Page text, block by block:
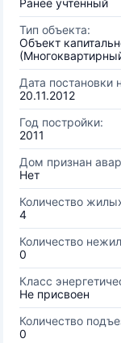
Ранее учтенный
Тип объекта:
Объект
Дата постановки
20.11.2012
Год постройки:
2011
Дом признан
Нет
Количество
4
Количество
0
Класс
Не присвоен
Количество
0